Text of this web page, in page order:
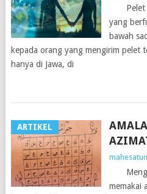
Pelet
yang
bawah
kepada orang yang mengirim pelet
hanya di Jawa, di
ARTIKEL
memakai